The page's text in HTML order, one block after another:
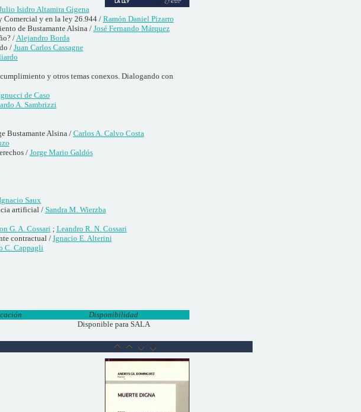
Isidro Altamira Gigena
y en la ley 26.944 /Ramón Daniel Pizarro
de Bustamante Alsina /José Fernando Márquez
/ Alejandro Borda
/Juan Carlos Cassagne
y otros temas conexos. Dialogando con
de Caso
A. Sambrizzi
Bustamante Alsina / Carlos A. Calvo Costa
/ Jorge Mario Galdós
Saux
artificial / Sandra M. Wierzba
G. A. Cossari ; Leandro R. N. Cossari
contractual / Ignacio E. Alterini
C. Cappagli
Disponibilidad
Disponible para SALA